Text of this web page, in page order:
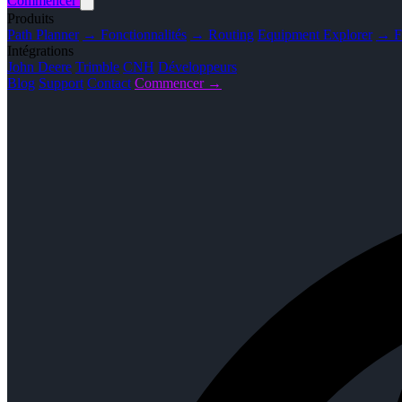
Produits
Path Planner → Fonctionnalités → Routing Equipment Explorer →
Intégrations
John Deere Trimble CNH Développeurs
Blog Support Contact Commencer →